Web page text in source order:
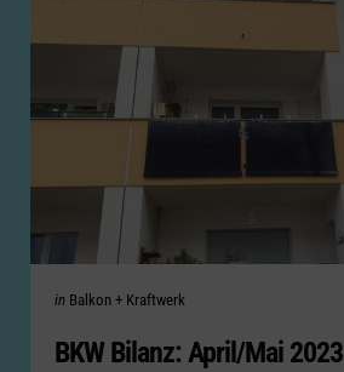
Categories
Posted
in Balkon + Kraftwerk
BKW Bilanz: April/Mai 2023